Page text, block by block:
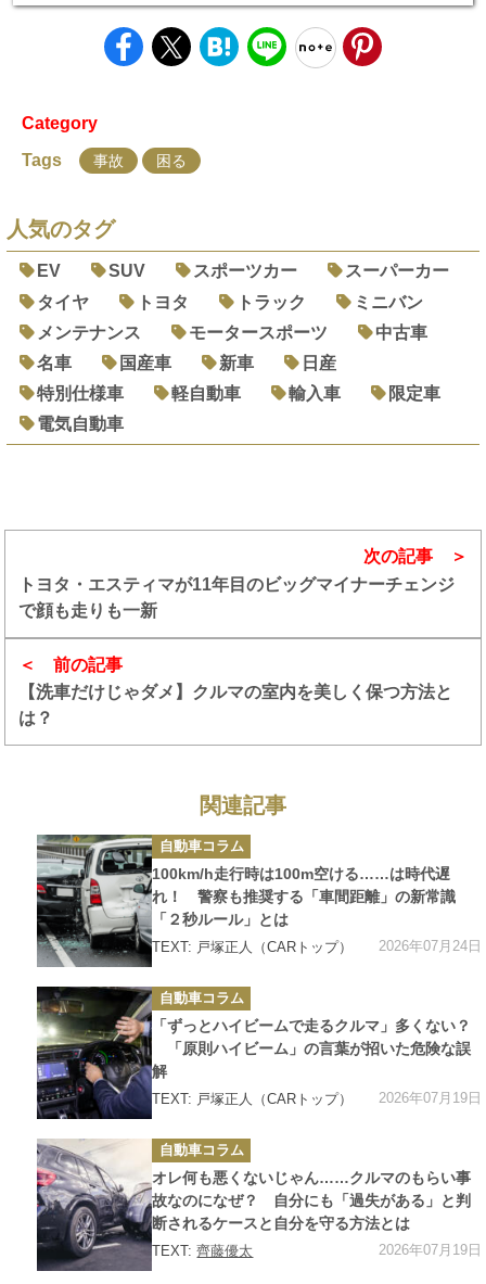
Category
Tags
事故 困る
人気のタグ
EV SUV スポーツカー
スーパーカー
タイヤ
トヨタ トラック
ミニバン
メンテナンス
モータースポーツ
中古車
名車
国産車 新車
日産
特別仕様車
軽自動車 輸入車
限定車
電気自動車
前の記事
【洗車だけじゃダメ】クルマの室内を美しく保つ方法と
は？
次の記事
トヨタ・エスティマが11年目のビッグマイナーチェンジ
で顔も走りも一新
関連記事
カ
テ
ゴ
リ
ー
自動車コラム
100km/h走行時は100m空ける……は時代遅
れ！ 警察も推奨する「車間距離」の新常識
「２秒ルール」とは
TEXT: 戸塚正人（CARトップ） 2026年07月24日
カ
テ
ゴ
リ
自動車コラム
「ずっとハイビームで走るクルマ」多くない？
「原則ハイビーム」の言葉が招いた危険な誤
解
TEXT: 戸塚正人（CARトップ） 2026年07月19日
カ
テ
ゴ
リ
ー
自動車コラム
オレ何も悪くないじゃん……クルマのもらい事
故なのになぜ？ 自分にも「過失がある」と判
断されるケースと自分を守る方法とは
TEXT:齊藤優太 2026年07月19日